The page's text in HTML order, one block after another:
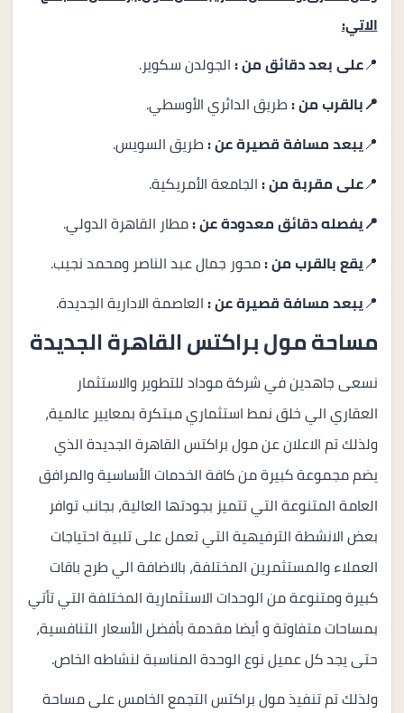
الاتي:
📍على بعد دقائق من :الجولدن سكوير.
📍بالقرب من :طريق الدائري الأوسطي.
📍يبعد مسافة قصيرة عن :طريق السويس.
📍على مقربة من :الجامعة الأمريكية.
📍يفصله دقائق معدودة عن :مطار القاهرة الدولي.
📍يقع بالقرب من :محور جمال عبد الناصر ومحمد نجيب.
📍يبعد مسافة قصيرة عن :العاصمة الادارية الجديدة.
مساحة مول براكتس القاهرة الجديدة
نسعى جاهدين في شركة موداد للتطوير والاستثمار
العقاري الي خلق نمط استثماري مبتكرة بمعايير عالمية،
ولذلك تم الاعلان عن مول براكتس القاهرة الجديدة الذي
يضم مجموعة كبيرة من كافة الخدمات الأساسية والمرافق
العامة المتنوعة التي تتميز بجودتها العالية، بجانب توافر
بعض الانشطة الترفيهية التي تعمل على تلبية احتياجات
العملاء والمستثمرين المختلفة، بالاضافة الي طرح باقات
كبيرة ومتنوعة من الوحدات الاستثمارية المختلفة التي تأتي
بمساحات متفاوتة و أيضا مقدمة بأفضل الأسعار التنافسية،
حتى يجد كل عميل نوع الوحدة المناسبة لنشاطه الخاص.
ولذلك تم تنفيذ مول براكتس التجمع الخامس على مساحة